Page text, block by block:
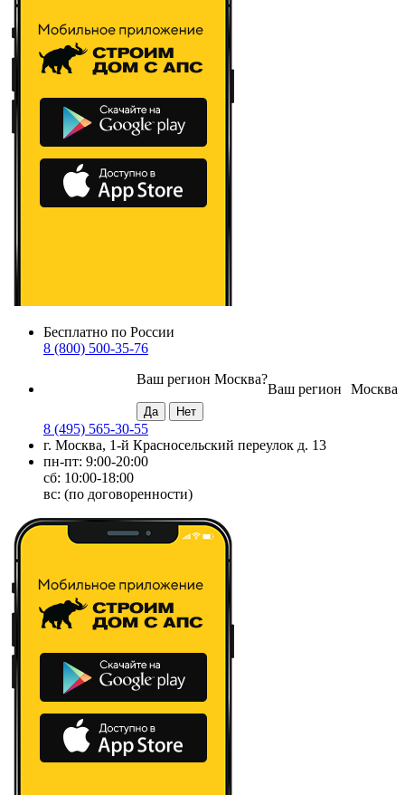
Бесплатно по России
8 (800) 500-35-76
Москва
Ваш регион
Ваш регион Москва?
8 (495) 565-30-55
г. Москва, 1-й Красносельский переулок д. 13
пн-пт: 9:00-20:00
сб: 10:00-18:00
вс: (по договоренности)